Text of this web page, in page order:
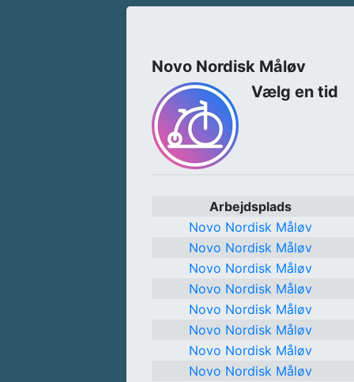
Novo Nordisk Måløv
Vælg en tid
Arbejdsplads
Novo Nordisk Måløv
Novo Nordisk Måløv
Novo Nordisk Måløv
Novo Nordisk Måløv
Novo Nordisk Måløv
Novo Nordisk Måløv
Novo Nordisk Måløv
Novo Nordisk Måløv